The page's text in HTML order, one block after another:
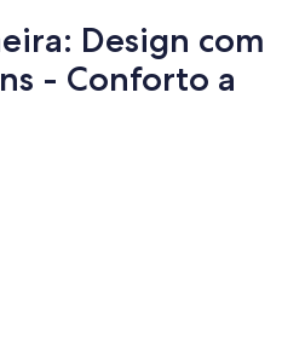
Design com
- Conforto a